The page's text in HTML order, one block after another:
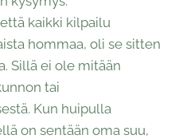
kaikki kilpailu
hommaa, oli se sitten
Sillä ei ole mitään
tai
Kun huipulla
on sentään oma suu,